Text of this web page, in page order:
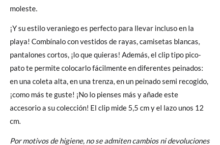
moleste.
¡Y su estilo veraniego es perfecto para llevar incluso en la
playa! Combínalo con vestidos de rayas, camisetas blancas,
pantalones cortos, ¡lo que quieras! Además, el clip tipo pico-
pato te permite colocarlo fácilmente en diferentes peinados:
en una coleta alta, en una trenza, en un peinado semi recogido,
¡como más te guste! ¡No lo pienses más y añade este
accesorio a su colección! El clip mide 5,5 cm y el lazo unos 12
cm.
Por motivos de higiene, no se admiten cambios ni devoluciones